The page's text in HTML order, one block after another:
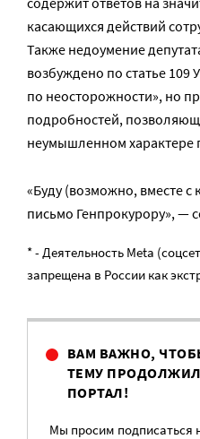
касающихся действий
Также недоумение
возбуждено по статье
по неосторожности», но
подробностей,
неумышленном характере
«Буду (возможно, вместе c
письмо Генпрокурору», —
* - Деятельность Meta
запрещена в России как
ВАМ ВАЖНО,
ТЕМУ
ПОРТАЛ!
Мы просим подписаться